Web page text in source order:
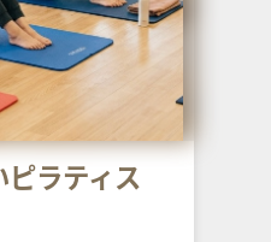
ピラティス